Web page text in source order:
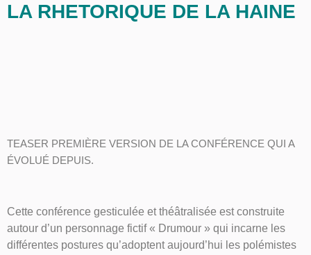
LA RHETORIQUE DE LA HAINE
TEASER PREMIÈRE VERSION DE LA CONFÉRENCE QUI A
ÉVOLUÉ DEPUIS.
Cette conférence gesticulée et théâtralisée est construite
autour d’un personnage fictif « Drumour » qui incarne les
différentes postures qu’adoptent aujourd’hui les polémistes